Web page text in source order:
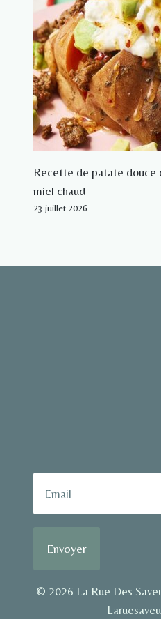
Recette de patate
miel chaud
23 juillet 2026
© 2026 La Rue Des
Envoyer